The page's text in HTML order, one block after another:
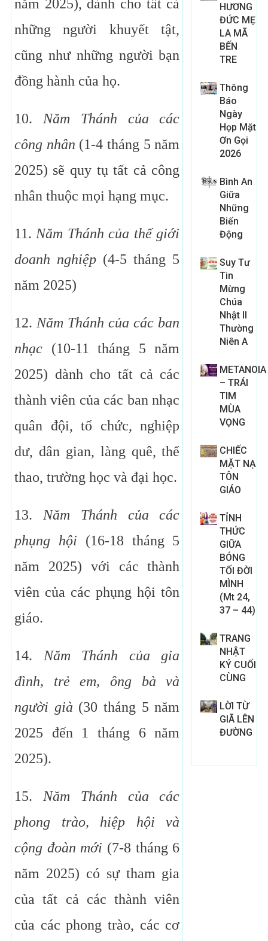
năm 2025), dành cho tất cả
những người khuyết tật,
cũng như những người bạn
đồng hành của họ.
10. Năm Thánh của các
công nhân (1-4 tháng 5 năm
2025) sẽ quy tụ tất cả công
nhân thuộc mọi hạng mục.
11.Năm Thánh của thế giới
doanh nghiệp (4-5 tháng 5
năm 2025)
12.Năm Thánh của các ban
nhạc(10-11 tháng 5 năm
2025) dành cho tất cả các
thành viên của các ban nhạc
quân đội, tổ chức, nghiệp
dư, dân gian, làng quê, thể
thao, trường học và đại học.
13. Năm Thánh của các
phụng hội (16-18 tháng 5
năm 2025) với các thành
viên của các phụng hội tôn
giáo.
14. Năm Thánh của gia
đình, trẻ em, ông bà và
người già (30 tháng 5 năm
2025 đến 1 tháng 6 năm
2025).
15. Năm Thánh của các
phong trào, hiệp hội và
cộng đoàn mới (7-8 tháng 6
năm 2025) có sự tham gia
của tất cả các thành viên
của các phong trào, các cơ
HƯƠNG
ĐỨC MẸ
LA MÃ
BẾN
TRE
Thông
Báo
Ngày
Họp Mặt
Ơn Gọi
2026
Bình An
Giữa
Những
Biến
Động
Suy Tư
Tin
Mừng
Chúa
Nhật II
Thường
Niên A
METANOIA
– TRÁI
TIM
MÙA
VỌNG
CHIẾC
MẶT NẠ
TÔN
GIÁO
TỈNH
THỨC
GIỮA
BÓNG
TỐI ĐỜI
MÌNH
(Mt 24,
37 – 44)
TRANG
NHẬT
KÝ CUỐI
CÙNG
LỜI TỪ
GIÃ LÊN
ĐƯỜNG